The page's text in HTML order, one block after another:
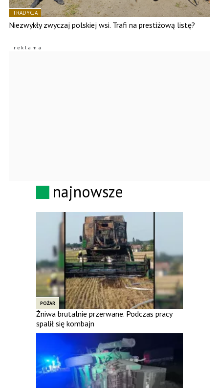
TRADYCJA
Niezwykły zwyczaj polskiej wsi. Trafi na prestiżową listę?
najnowsze
POŻAR
Żniwa brutalnie przerwane. Podczas pracy
spalił się kombajn